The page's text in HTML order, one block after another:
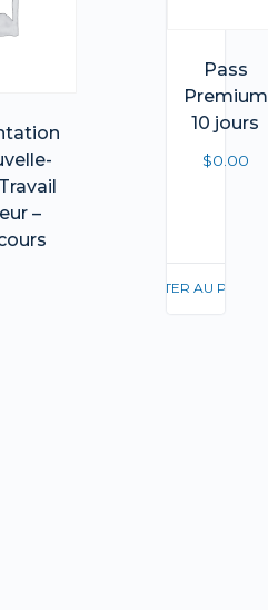
–
Pass
Premium
10 jours
$0.00
AJOUTER AU PANIER